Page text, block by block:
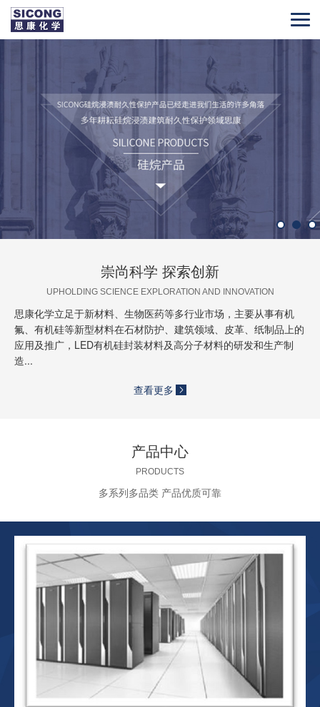
崇尚科学 探索创新
UPHOLDING SCIENCE EXPLORATION AND INNOVATION
思康化学立足于新材料、生物医药等多行业市场，主要从事有机
氟、有机硅等新型材料在石材防护、建筑领域、皮革、纸制品上的
应用及推广，LED有机硅封装材料及高分子材料的研发和生产制
造...
查看更多
产品中心
PRODUCTS
多系列多品类 产品优质可靠